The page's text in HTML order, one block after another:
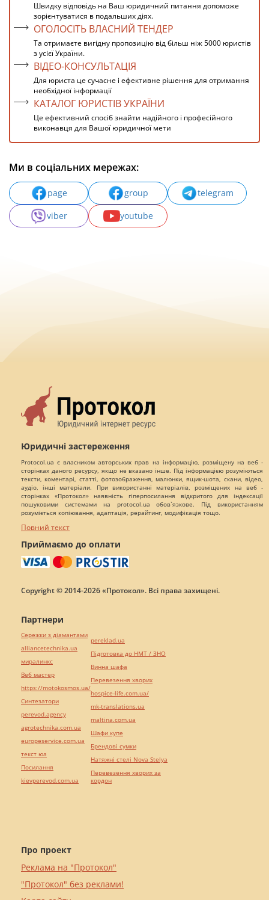
Швидку відповідь на Ваш юридичний питання допоможе
зорієнтуватися в подальших діях.
ОГОЛОСІТЬ ВЛАСНИЙ ТЕНДЕР
Та отримаєте вигідну пропозицію від більш ніж 5000 юристів
з усієї України.
ВІДЕО-КОНСУЛЬТАЦІЯ
Для юриста це сучасне і ефективне рішення для отримання
необхідної інформації
КАТАЛОГ ЮРИСТІВ УКРАЇНИ
Це ефективний спосіб знайти надійного і професійного
виконавця для Вашої юридичної мети
Ми в соціальних мережах:
page group
telegram
viber
youtube
Юридичні застереження
Protocol.ua є власником авторських прав на інформацію, розміщену на веб -
сторінках даного ресурсу, якщо не вказано інше. Під інформацією розуміються
тексти, коментарі, статті, фотозображення, малюнки, ящик-шота, скани, відео,
аудіо, інші матеріали. При використанні матеріалів, розміщених на веб -
сторінках «Протокол» наявність гіперпосилання відкритого для індексації
пошуковими системами на protocol.ua обов`язкове. Під використанням
розуміється копіювання, адаптація, рерайтинг, модифікація тощо.
Повний текст
Приймаємо до оплати
Copyright © 2014-2026 «Протокол». Всі права захищені.
Про проект
Реклама на "Протокол"
"Протокол" без реклами!
Партнери
Сережки з діамантами
alliancetechnika.ua
миралинкс
Веб мастер
https://motokosmos.ua/
Синтезатори
perevod.agency
agrotechnika.com.ua
europeservice.com.ua
текст юа
Посилання
kievperevod.com.ua
pereklad.ua
Підготовка до НМТ / ЗНО
Винна шафа
Перевезення хворих
hospice-life.com.ua/
mk-translations.ua
maltina.com.ua
Шафи купе
Брендові сумки
Натяжні стелі Nova Stelya
Перевезення хворих за
кордон